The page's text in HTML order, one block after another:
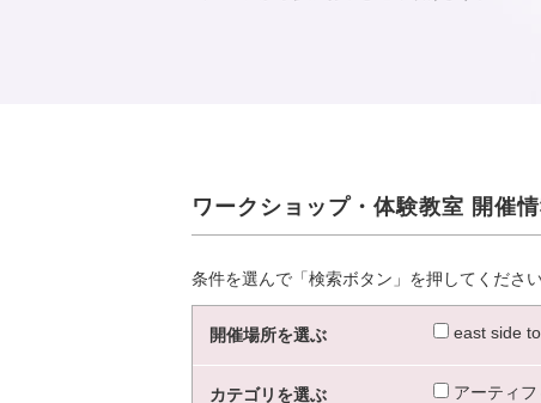
ワークショップ・体験教室 開催
条件を選んで「検索ボタン」を押してくださ
開催場所を選ぶ east side
カテゴリを選ぶ アーティ